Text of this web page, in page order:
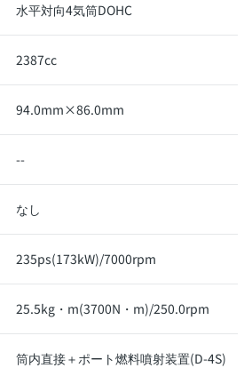
水平対向4気筒DOHC
2387cc
94.0mm×86.0mm
--
なし
235ps(173kW)/7000rpm
25.5kg・m(3700N・m)/250.0rpm
筒内直接＋ポート燃料噴射装置(D-4S)